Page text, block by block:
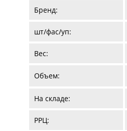
Бренд:
шт/фас/уп:
Вес:
Объем:
На складе:
РРЦ: